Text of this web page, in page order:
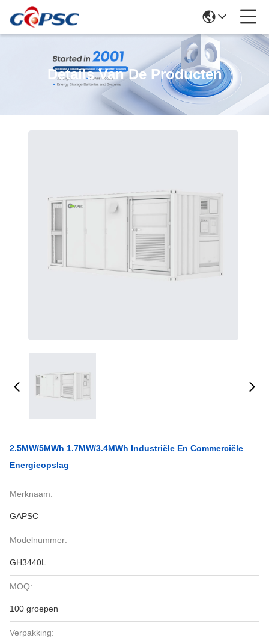
Details Van De Producten
2.5MW/5MWh 1.7MW/3.4MWh Industriële En Commerciële
Energieopslag
Merknaam:
GAPSC
Modelnummer:
GH3440L
MOQ:
100 groepen
Verpakking: